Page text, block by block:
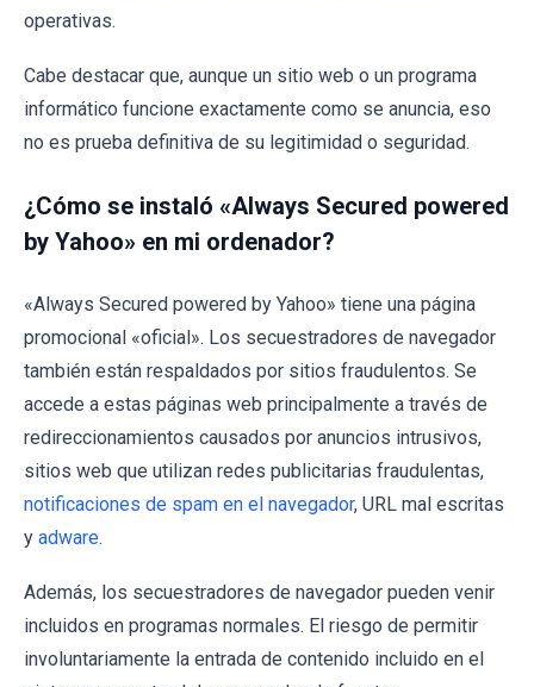
operativas.
Cabe destacar que, aunque un sitio web o un programa
informático funcione exactamente como se anuncia, eso
no es prueba definitiva de su legitimidad o seguridad.
¿Cómo se instaló «Always Secured powered
by Yahoo» en mi ordenador?
«Always Secured powered by Yahoo» tiene una página
promocional «oficial». Los secuestradores de navegador
también están respaldados por sitios fraudulentos. Se
accede a estas páginas web principalmente a través de
redireccionamientos causados por anuncios intrusivos,
sitios web que utilizan redes publicitarias fraudulentas,
notificaciones de spam en el navegador, URL mal escritas
y adware.
Además, los secuestradores de navegador pueden venir
incluidos en programas normales. El riesgo de permitir
involuntariamente la entrada de contenido incluido en el